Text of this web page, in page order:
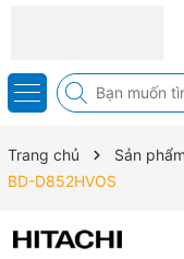
Trang chủ Sản
BD-D852HVOS